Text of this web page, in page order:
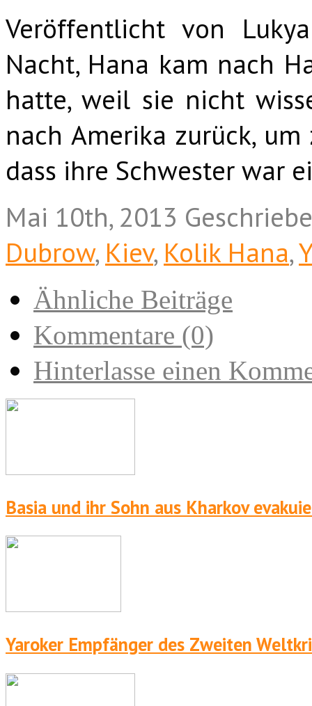
Veröffentlicht von
Nacht, Hana kam nach
hatte, weil sie nicht
nach Amerika zurück,
dass ihre Schwester war
Mai 10th, 2013
Dubrow, Kiev, Kolik Hana,
Ähnliche Beiträge
Kommentare (0)
Hinterlasse einen
Basia und ihr Sohn aus Kharkov
Yaroker Empfänger des Zweiten